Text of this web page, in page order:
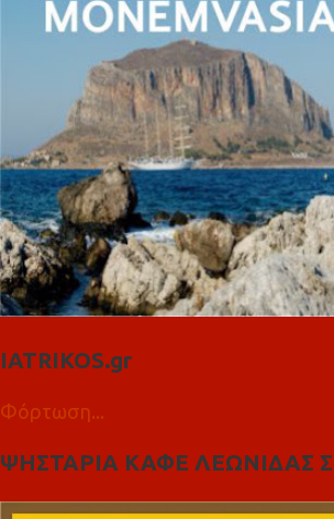
IATRIKOS.gr
Φόρτωση...
ΨΗΣΤΑΡΙΑ ΚΑΦΕ ΛΕΩΝΙΔΑΣ